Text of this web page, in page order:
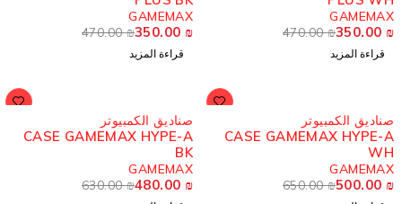
GAMEMAX
470.00₪350.00
قراءة المزيد
GAMEMAX
470.00₪350.00
قراءة المزيد
صناديق الكمبيوتر
CASE GAMEMAX HYPE-A
WH
GAMEMAX
650.00₪500.00
صناديق الكمبيوتر
CASE GAMEMAX HYPE-A
BK
GAMEMAX
630.00₪480.00